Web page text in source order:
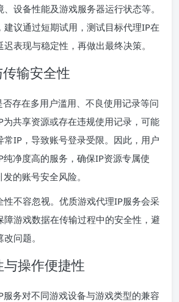
设备性能及游戏服务器运行状态等。
建议通过短期试用，测试目标代理IP在
表现与稳定性，再做出最终决策。
输安全性
存在多用户滥用、不良使用记录等问
为共享资源或存在违规使用记录，可能
常IP，导致账号登录受限。因此，用户
净度高的服务，确保IP资源专属使
的账号安全风险。
性不容忽视。优质游戏代理IP服务会采
障游戏数据在传输过程中的安全性，避
问题。
操作便捷性
务对不同游戏设备与游戏类型的兼容